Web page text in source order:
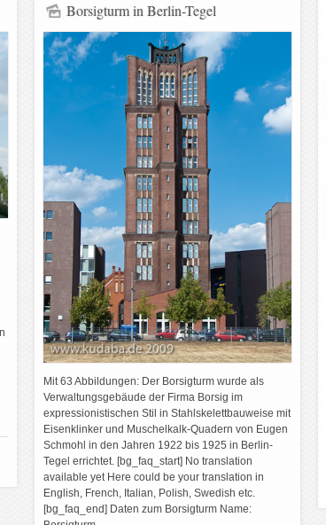
Borsigturm in Berlin-Tegel
Mit 63 Abbildungen: Der Borsigturm wurde als
Verwaltungsgebäude der Firma Borsig im
expressionistischen Stil in Stahlskelettbauweise mit
Eisenklinker und Muschelkalk-Quadern von Eugen
Schmohl in den Jahren 1922 bis 1925 in Berlin-
Tegel errichtet. [bg_faq_start] No translation
available yet Here could be your translation in
English, French, Italian, Polish, Swedish etc.
[bg_faq_end] Daten zum Borsigturm Name: